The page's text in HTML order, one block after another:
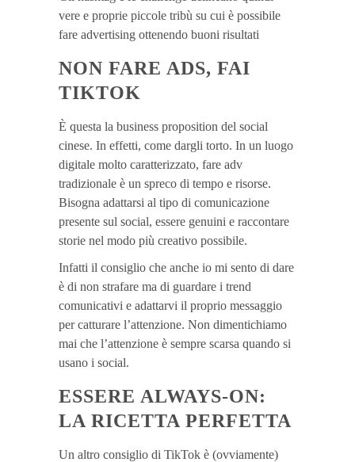
vere e proprie piccole tribù su cui è possibile
fare advertising ottenendo buoni risultati
NON FARE ADS, FAI
TIKTOK
È questa la business proposition del social
cinese. In effetti, come dargli torto. In un luogo
digitale molto caratterizzato, fare adv
tradizionale è un spreco di tempo e risorse.
Bisogna adattarsi al tipo di comunicazione
presente sul social, essere genuini e raccontare
storie nel modo più creativo possibile.
Infatti il consiglio che anche io mi sento di dare
è di non strafare ma di guardare i trend
comunicativi e adattarvi il proprio messaggio
per catturare l’attenzione. Non dimentichiamo
mai che l’attenzione è sempre scarsa quando si
usano i social.
ESSERE ALWAYS-ON:
LA RICETTA PERFETTA
Un altro consiglio di TikTok è (ovviamente)